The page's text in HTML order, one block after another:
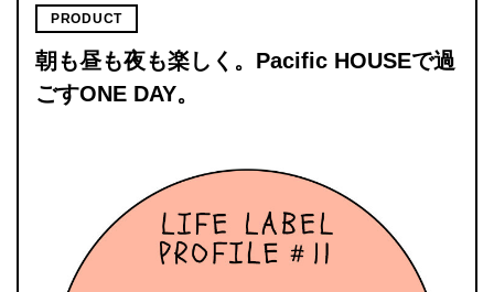
PRODUCT
朝も昼も夜も楽しく。Pacific HOUSEで過
ごすONE DAY。